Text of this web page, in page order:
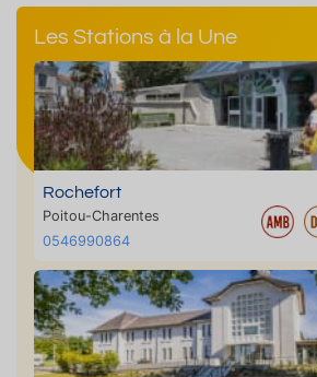
Les Stations à la Une
Rochefort
Poitou-Charentes
0546990864